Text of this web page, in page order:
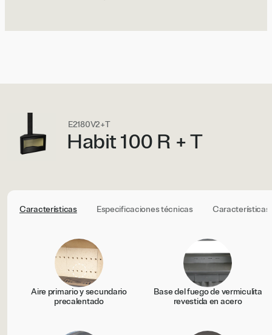
Características Especificaciones técnicas Características
E2180V2+T
Habit 100 R + T
Aire primario y secundario
precalentado
Base del fuego de vermiculita
revestida en acero